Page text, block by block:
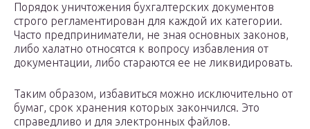
Порядок уничтожения бухгалтерских документов
строго регламентирован для каждой их категории.
Часто предприниматели, не зная основных законов,
либо халатно относятся к вопросу избавления от
документации, либо стараются ее не ликвидировать.
Таким образом, избавиться можно исключительно от
бумаг, срок хранения которых закончился. Это
справедливо и для электронных файлов.